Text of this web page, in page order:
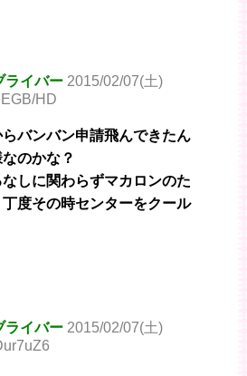
ライバー 2015/02/07(土)
HD
バンバン申請飛んできたん
のかな？
しに関わらずマカロンのた
度その時センターをクール
ライバー 2015/02/07(土)